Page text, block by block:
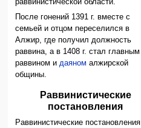
После гонений 1391 г. вместе с
семьей и отцом переселился в
Алжир, где получил должность
раввина, а в 1408 г. стал главным
раввином идаяном алжирской
общины.
Раввинистические
постановления
Раввинистические постановления